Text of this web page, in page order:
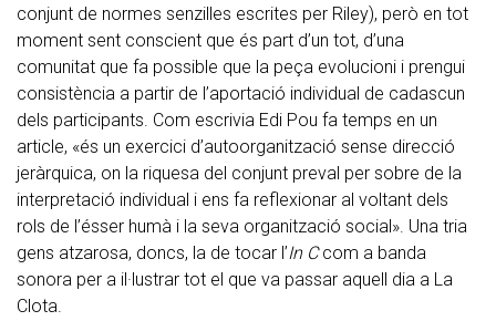
conjunt de normes senzilles escrites per Riley), però en tot
moment sent conscient que és part d’un tot, d’una
comunitat que fa possible que la peça evolucioni i prengui
consistència a partir de l’aportació individual de cadascun
dels participants. Com escrivia Edi Pou fa temps en un
article, «és un exercici d’autoorganització sense direcció
jeràrquica, on la riquesa del conjunt preval per sobre de la
interpretació individual i ens fa reflexionar al voltant dels
rols de l’ésser humà i la seva organització social». Una tria
gens atzarosa, doncs, la de tocar l’In Ccom a banda
sonora per a il·lustrar tot el que va passar aquell dia a La
Clota.